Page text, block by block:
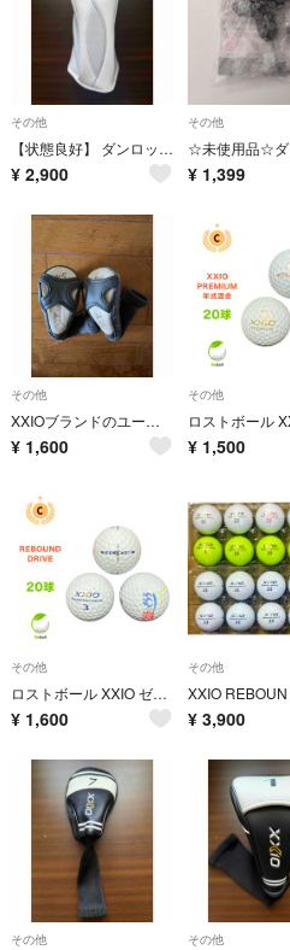
その他
【状態良好】 ダンロップ XXIO14 ゼクシオ14 レディース ドライバー用 ヘッドカバー
¥ 2,900
その他
¥ 1,399
その他
XXIOブランドのユーティリティ用ヘッドカバー、H4およびH5の2点セット
¥ 1,600
その他
¥ 1,500
その他
ロストボール XXIO ゼクシオ リバウンドドライブ ホワイト 20球 Cランク ゴルフボール
¥ 1,600
その他
¥ 3,900
その他 その他